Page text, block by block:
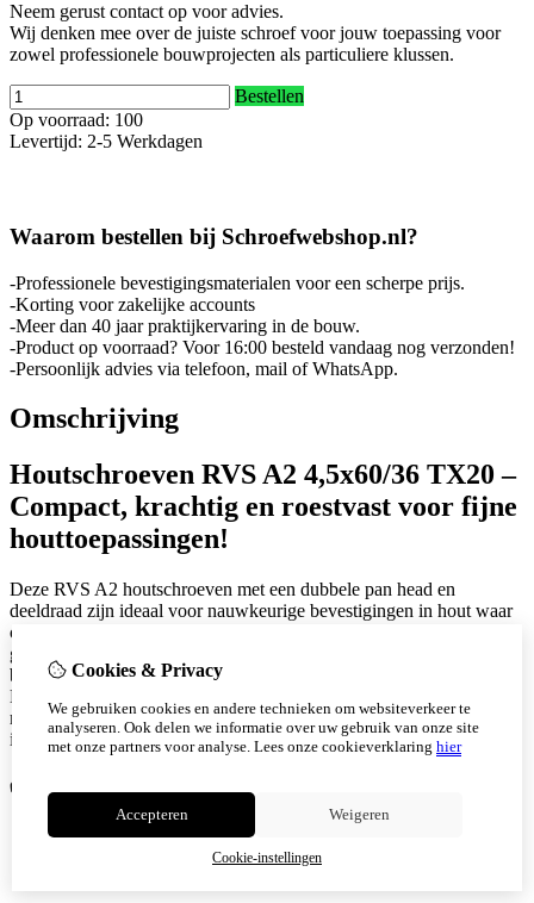
Neem gerust contact op voor advies.
Wij denken mee over de juiste schroef voor jouw toepassing voor
zowel professionele bouwprojecten als particuliere klussen.
Bestellen
Op voorraad: 100
Levertijd: 2-5 Werkdagen
Waarom bestellen bij Schroefwebshop.nl?
-Professionele bevestigingsmaterialen voor een scherpe prijs.
-Korting voor zakelijke accounts
-Meer dan 40 jaar praktijkervaring in de bouw.
-Product op voorraad? Voor 16:00 besteld vandaag nog verzonden!
-Persoonlijk advies via telefoon, mail of WhatsApp.
Omschrijving
Houtschroeven RVS A2 4,5x60/36 TX20 –
Compact, krachtig en roestvast voor fijne
houttoepassingen!
Deze RVS A2 houtschroeven met een dubbele pan head en
deeldraad zijn ideaal voor nauwkeurige bevestigingen in hout waar
compacte afmetingen en maximale grip vereist zijn. Dankzij de
gedeelde schroefdraad en de TX20 binnenveelkant aandrijving
bieden deze schroeven optimale krachtoverdracht zonder wiebelen.
De combinatie van roestvast staal en doordachte schroefgeometrie
maakt deze 4,5x60/36 mm schroef perfect voor fijn timmerwerk,
interieurbouw of toepassingen in de zonnesector.
✅
Deeldraad voor maximale grip in korte bevestigingen
TX20 aandrijving voor stabiele, slipvrije montage
Cookies & Privacy
We gebruiken cookies en andere technieken om websiteverkeer te
analyseren. Ook delen we informatie over uw gebruik van onze site
met onze partners voor analyse. Lees onze cookieverklaring hier
Accepteren Weigeren
Cookie-instellingen